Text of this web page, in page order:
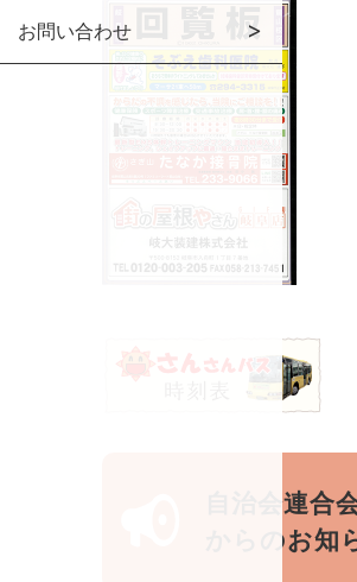
お問い合わせ
自治会連合
からのお知